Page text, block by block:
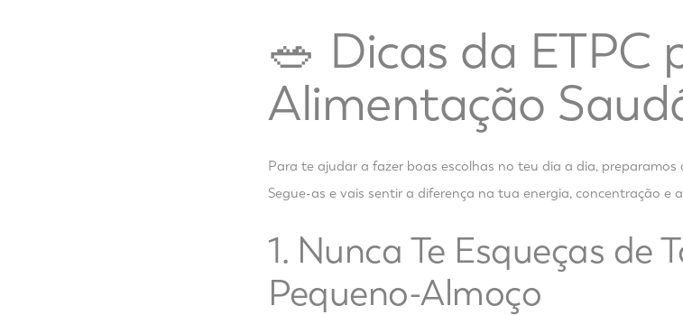
🥗 Dicas da ETPC
Alimentação
Para te ajudar a fazer boas escolhas no teu dia a dia, preparamos
Segue-as e vais sentir a diferença na tua energia, concentração e
1. Nunca Te Esqueças de
Pequeno-Almoço